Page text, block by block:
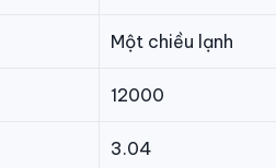
Một chiều lạnh
12000
3.04